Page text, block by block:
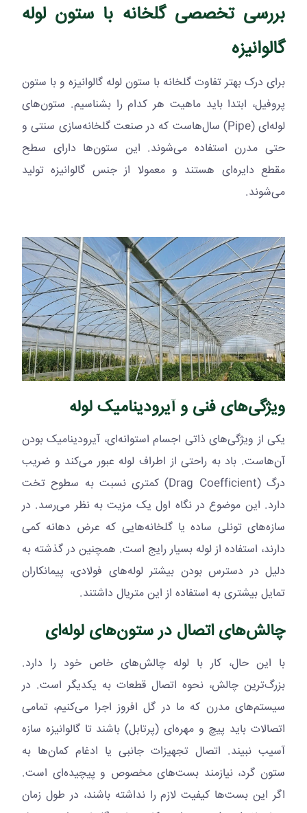
بررسی تخصصی گلخانه با ستون لوله
گالوانیزه
برای درک بهتر تفاوت گلخانه با ستون لوله گالوانیزه و با ستون
پروفیل، ابتدا باید ماهیت هر کدام را بشناسیم. ستون‌های
لوله‌ای (Pipe) سال‌هاست که در صنعت گلخانه‌سازی سنتی و
حتی مدرن استفاده می‌شوند. این ستون‌ها دارای سطح
مقطع دایره‌ای هستند و معمولا از جنس گالوانیزه تولید
می‌شوند.
ویژگی‌های فنی و آیرودینامیک لوله
یکی از ویژگی‌های ذاتی اجسام استوانه‌ای، آیرودینامیک بودن
آن‌هاست. باد به راحتی از اطراف لوله عبور می‌کند و ضریب
درگ (Drag Coefficient) کمتری نسبت به سطوح تخت
دارد. این موضوع در نگاه اول یک مزیت به نظر می‌رسد. در
سازه‌های تونلی ساده یا گلخانه‌هایی که عرض دهانه کمی
دارند، استفاده از لوله بسیار رایج است. همچنین در گذشته به
دلیل در دسترس بودن بیشتر لوله‌های فولادی، پیمانکاران
تمایل بیشتری به استفاده از این متریال داشتند.
چالش‌های اتصال در ستون‌های لوله‌ای
با این حال، کار با لوله چالش‌های خاص خود را دارد.
بزرگ‌ترین چالش، نحوه اتصال قطعات به یکدیگر است. در
سیستم‌های مدرن که ما در گل افروز اجرا می‌کنیم، تمامی
اتصالات باید پیچ و مهره‌ای (پرتابل) باشند تا گالوانیزه سازه
آسیب نبیند. اتصال تجهیزات جانبی یا ادغام کمان‌ها به
ستون گرد، نیازمند بست‌های مخصوص و پیچیده‌ای است.
اگر این بست‌ها کیفیت لازم را نداشته باشند، در طول زمان